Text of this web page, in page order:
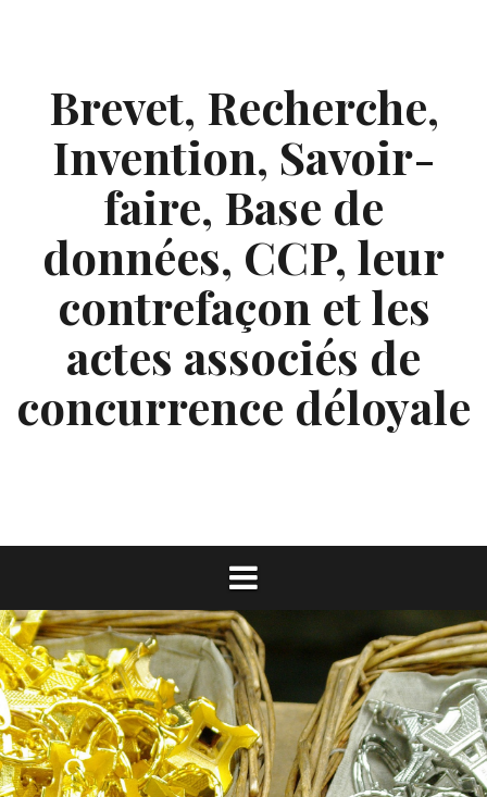
Brevet, Recherche,
Invention, Savoir-
faire, Base de
données, CCP, leur
contrefaçon et les
actes associés de
concurrence déloyale